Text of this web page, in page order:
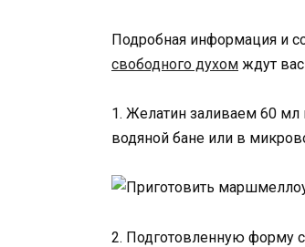
Подробная информация и
свободного духом ждут
1. Желатин заливаем 60 мл
водяной бане или в
2. Подготовленную форму